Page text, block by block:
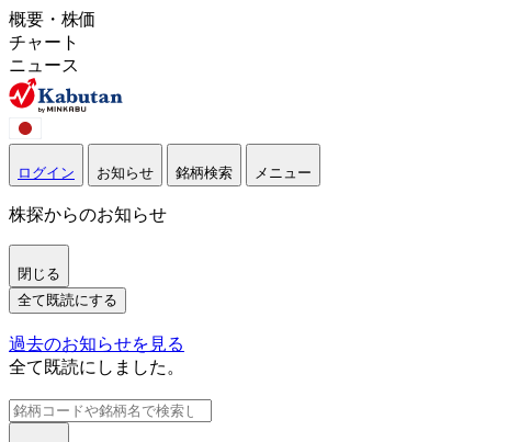
概要・株価
チャート
ニュース
ログイン お知らせ 銘柄検索 メニュー
株探からのお知らせ
閉じる
全て既読にする
過去のお知らせを見る
全て既読にしました。